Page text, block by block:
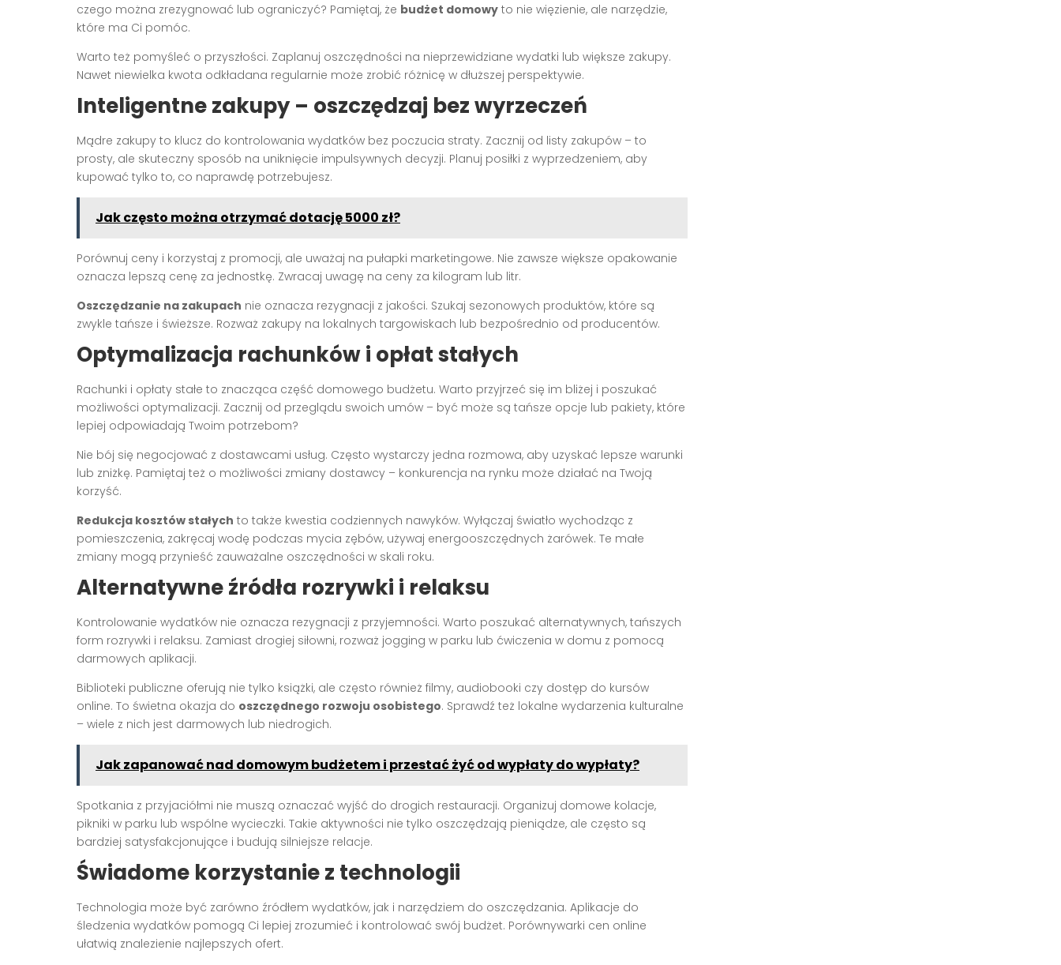
czego można zrezygnować lub ograniczyć? Pamiętaj, że budżet domowy to nie więzienie, ale narzędzie,
które ma Ci pomóc.
Warto też pomyśleć o przyszłości. Zaplanuj oszczędności na nieprzewidziane wydatki lub większe zakupy.
Nawet niewielka kwota odkładana regularnie może zrobić różnicę w dłuższej perspektywie.
Inteligentne zakupy – oszczędzaj bez wyrzeczeń
Mądre zakupy to klucz do kontrolowania wydatków bez poczucia straty. Zacznij od listy zakupów – to
prosty, ale skuteczny sposób na uniknięcie impulsywnych decyzji. Planuj posiłki z wyprzedzeniem, aby
kupować tylko to, co naprawdę potrzebujesz.
Jak często można otrzymać dotację 5000 zł?
Porównuj ceny i korzystaj z promocji, ale uważaj na pułapki marketingowe. Nie zawsze większe opakowanie
oznacza lepszą cenę za jednostkę. Zwracaj uwagę na ceny za kilogram lub litr.
Oszczędzanie na zakupach nie oznacza rezygnacji z jakości. Szukaj sezonowych produktów, które są
zwykle tańsze i świeższe. Rozważ zakupy na lokalnych targowiskach lub bezpośrednio od producentów.
Optymalizacja rachunków i opłat stałych
Rachunki i opłaty stałe to znacząca część domowego budżetu. Warto przyjrzeć się im bliżej i poszukać
możliwości optymalizacji. Zacznij od przeglądu swoich umów – być może są tańsze opcje lub pakiety, które
lepiej odpowiadają Twoim potrzebom?
Nie bój się negocjować z dostawcami usług. Często wystarczy jedna rozmowa, aby uzyskać lepsze warunki
lub zniżkę. Pamiętaj też o możliwości zmiany dostawcy – konkurencja na rynku może działać na Twoją
korzyść.
Redukcja kosztów stałych to także kwestia codziennych nawyków. Wyłączaj światło wychodząc z
pomieszczenia, zakręcaj wodę podczas mycia zębów, używaj energooszczędnych żarówek. Te małe
zmiany mogą przynieść zauważalne oszczędności w skali roku.
Alternatywne źródła rozrywki i relaksu
Kontrolowanie wydatków nie oznacza rezygnacji z przyjemności. Warto poszukać alternatywnych, tańszych
form rozrywki i relaksu. Zamiast drogiej siłowni, rozważ jogging w parku lub ćwiczenia w domu z pomocą
darmowych aplikacji.
Biblioteki publiczne oferują nie tylko książki, ale często również filmy, audiobooki czy dostęp do kursów
online. To świetna okazja do oszczędnego rozwoju osobistego. Sprawdź też lokalne wydarzenia kulturalne
– wiele z nich jest darmowych lub niedrogich.
Jak zapanować nad domowym budżetem i przestać żyć od wypłaty do wypłaty?
Spotkania z przyjaciółmi nie muszą oznaczać wyjść do drogich restauracji. Organizuj domowe kolacje,
pikniki w parku lub wspólne wycieczki. Takie aktywności nie tylko oszczędzają pieniądze, ale często są
bardziej satysfakcjonujące i budują silniejsze relacje.
Świadome korzystanie z technologii
Technologia może być zarówno źródłem wydatków, jak i narzędziem do oszczędzania. Aplikacje do
śledzenia wydatków pomogą Ci lepiej zrozumieć i kontrolować swój budżet. Porównywarki cen online
ułatwią znalezienie najlepszych ofert.